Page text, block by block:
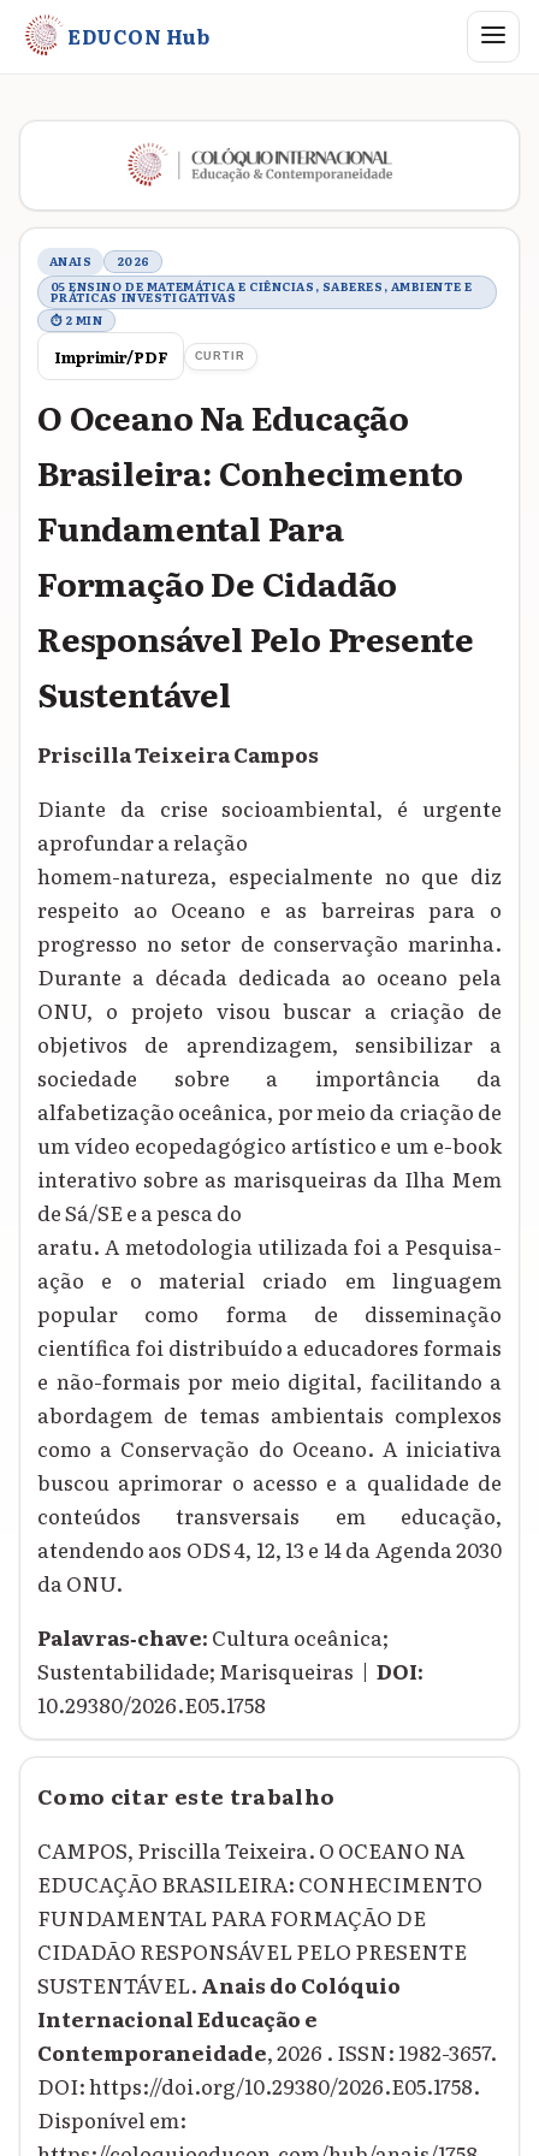
EDUCON Hub Abrir
Metadados do trabalho
ANAIS
2026
05 ENSINO DE MATEMÁTICA E CIÊNCIAS, SABERES, AMBIENTE E
PRÁTICAS INVESTIGATIVAS
⏱ 2 MIN
Imprimir/PDF CURTIR
O Oceano Na Educação
Brasileira: Conhecimento
Fundamental Para
Formação De Cidadão
Responsável Pelo Presente
Sustentável
Priscilla Teixeira Campos
Diante da crise socioambiental, é urgente
aprofundar a relação
homem-natureza, especialmente no que diz
respeito ao Oceano e as barreiras para o
progresso no setor de conservação marinha.
Durante a década dedicada ao oceano pela
ONU, o projeto visou buscar a criação de
objetivos de aprendizagem, sensibilizar a
sociedade sobre a importância da
alfabetização oceânica, por meio da criação de
um vídeo ecopedagógico artístico e um e-book
interativo sobre as marisqueiras da Ilha Mem
de Sá/SE e a pesca do
aratu. A metodologia utilizada foi a Pesquisa-
ação e o material criado em linguagem
popular como forma de disseminação
científica foi distribuído a educadores formais
e não-formais por meio digital, facilitando a
abordagem de temas ambientais complexos
como a Conservação do Oceano. A iniciativa
buscou aprimorar o acesso e a qualidade de
conteúdos transversais em educação,
atendendo aos ODS 4, 12, 13 e 14 da Agenda 2030
da ONU.
Palavras‑chave: Cultura oceânica;
Sustentabilidade; Marisqueiras | DOI:
10.29380/2026.E05.1758
Como citar este trabalho
CAMPOS, Priscilla Teixeira. O OCEANO NA
EDUCAÇÃO BRASILEIRA: CONHECIMENTO
FUNDAMENTAL PARA FORMAÇÃO DE
CIDADÃO RESPONSÁVEL PELO PRESENTE
SUSTENTÁVEL. Anais do Colóquio
Internacional Educação e
Contemporaneidade, 2026 . ISSN: 1982-3657.
DOI: https://doi.org/10.29380/2026.E05.1758.
Disponível em: